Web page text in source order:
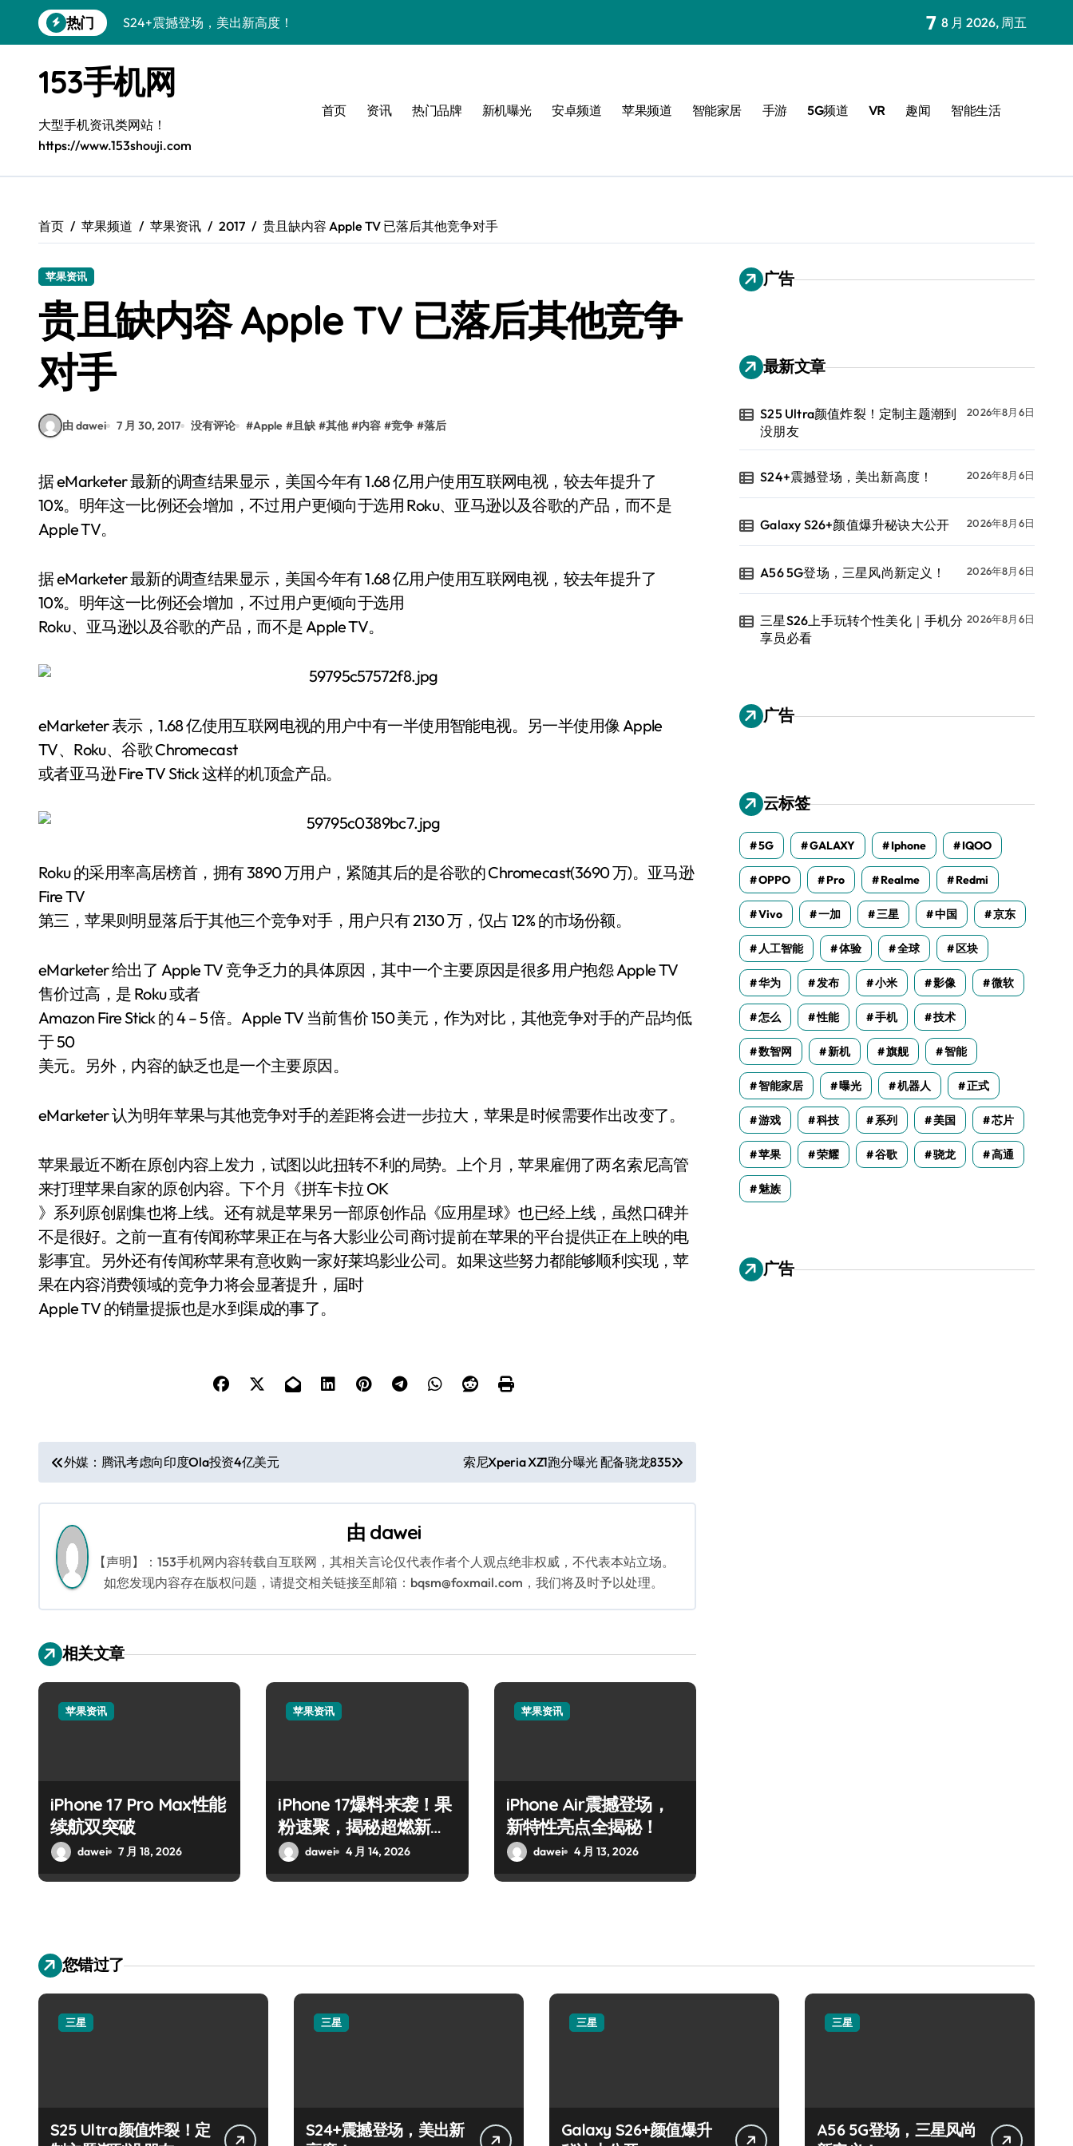
到
热门
S24+震撼登场，美出新高度！
A56 5G登场，三星风尚新定义！
三星S26上手玩转个性美化｜手机分享员必看
S25美化秘籍：个性潮玩，炫酷加倍！
C55 5G焕新秘籍：定制潮流无限畅玩
Galaxy Z Flip6：折叠时尚，一瞬惊艳
S25 Ultra颜值炸裂！定制主题潮到没朋友
7 8 月 2026, 周五
153手机网
大型手机资讯类网站！
https://www.153shouji.com
首页 资讯 热门品牌 新机曝光 安卓频道 苹果频道 智能家居 手游 5G频道 VR 趣闻 智能生活
首页 苹果频道 苹果资讯 2017 贵且缺内容 Apple TV 已落后其他竞争对手
苹果资讯
贵且缺内容 Apple TV 已落后其他竞争
对手
由 dawei 7 月 30, 2017 没有评论 #Apple #且缺 #其他 #内容 #竞争 #落后
据 eMarketer 最新的调查结果显示，美国今年有 1.68 亿用户使用互联网电视，较去年提升了
10%。明年这一比例还会增加，不过用户更倾向于选用 Roku、亚马逊以及谷歌的产品，而不是
Apple TV。
据 eMarketer 最新的调查结果显示，美国今年有 1.68 亿用户使用互联网电视，较去年提升了
10%。明年这一比例还会增加，不过用户更倾向于选用
Roku、亚马逊以及谷歌的产品，而不是 Apple TV。
eMarketer 表示，1.68 亿使用互联网电视的用户中有一半使用智能电视。另一半使用像 Apple
TV、Roku、谷歌 Chromecast
或者亚马逊 Fire TV Stick 这样的机顶盒产品。
Roku 的采用率高居榜首，拥有 3890 万用户，紧随其后的是谷歌的 Chromecast(3690 万)。亚马逊
Fire TV
第三，苹果则明显落后于其他三个竞争对手，用户只有 2130 万，仅占 12% 的市场份额。
eMarketer 给出了 Apple TV 竞争乏力的具体原因，其中一个主要原因是很多用户抱怨 Apple TV
售价过高，是 Roku 或者
Amazon Fire Stick 的 4 – 5 倍。Apple TV 当前售价 150 美元，作为对比，其他竞争对手的产品均低
于 50
美元。另外，内容的缺乏也是一个主要原因。
eMarketer 认为明年苹果与其他竞争对手的差距将会进一步拉大，苹果是时候需要作出改变了。
苹果最近不断在原创内容上发力，试图以此扭转不利的局势。上个月，苹果雇佣了两名索尼高管
来打理苹果自家的原创内容。下个月《拼车卡拉 OK
》系列原创剧集也将上线。还有就是苹果另一部原创作品《应用星球》也已经上线，虽然口碑并
不是很好。之前一直有传闻称苹果正在与各大影业公司商讨提前在苹果的平台提供正在上映的电
影事宜。另外还有传闻称苹果有意收购一家好莱坞影业公司。如果这些努力都能够顺利实现，苹
果在内容消费领域的竞争力将会显著提升，届时
Apple TV 的销量提振也是水到渠成的事了。
文
章
导
航
外媒：腾讯考虑向印度Ola投资4亿美元 索尼Xperia XZ1跑分曝光 配备骁龙835
由 dawei
【声明】：153手机网内容转载自互联网，其相关言论仅代表作者个人观点绝非权威，不代表本站立场。
如您发现内容存在版权问题，请提交相关链接至邮箱：bqsm@foxmail.com，我们将及时予以处理。
相关文章
苹果资讯
iPhone 17 Pro Max性能
续航双突破
dawei 7 月 18, 2026
苹果资讯
iPhone 17爆料来袭！果
粉速聚，揭秘超燃新惊
喜！dawei 4 月 14, 2026
苹果资讯
iPhone Air震撼登场，
新特性亮点全揭秘！
dawei 4 月 13, 2026
广告
最新文章
S25 Ultra颜值炸裂！定制主题潮到
没朋友
2026年8月6日
S24+震撼登场，美出新高度！ 2026年8月6日
Galaxy S26+颜值爆升秘诀大公开 2026年8月6日
A56 5G登场，三星风尚新定义！ 2026年8月6日
三星S26上手玩转个性美化｜手机分
享员必看
2026年8月6日
广告
云标签
5G GALAXY Iphone IQOO
OPPO Pro Realme Redmi
Vivo 一加 三星 中国 京东
人工智能 体验 全球 区块
华为 发布 小米 影像 微软
怎么 性能 手机 技术
数智网 新机 旗舰 智能
智能家居 曝光 机器人 正式
游戏 科技 系列 美国 芯片
苹果 荣耀 谷歌 骁龙 高通
魅族
广告
您错过了
三星
S25 Ultra颜值炸裂！定
三星
S24+震撼登场，美出新
三星
Galaxy S26+颜值爆升
三星
A56 5G登场，三星风尚